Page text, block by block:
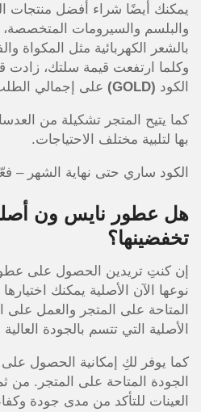
يمكنك أيضًا شراء أفضل منتجات
والبلسم والسيرومات المتخصصة،
بالشعر الكهربائية مثل المكواة
الكود (GOLD) على إجمالي
كما يتيح المتجر تشكيلة من
بها لتلبية مختلف الاحتياجات.
الكود ساري حتى نهاية الشهر –
هل عطور نايس ون
تخفضينها؟
إن كنتِ تريدين الحصول على
نوعها الآن الأصلية يمكنك
المتاحة على المتجر والعمل على
الأصلية التي تتسم بالجودة
كما يوفر لكِ إمكانية الحصول
الجودة المتاحة على المتجر. من
العينات للتأكد من مدى جودة